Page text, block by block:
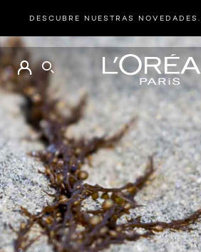
DESCUBRE NUESTRAS NOVEDADES.
BUSCAR